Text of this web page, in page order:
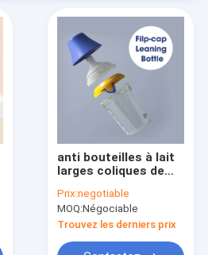
anti bouteilles à lait
larges coliques de
Flip Cap BPA libre
Prix:negotiable
MOQ:Négociable
Trouvez les derniers prix